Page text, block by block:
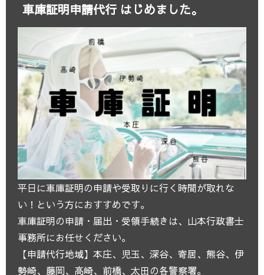
車庫証明申請代行 はじめました。
平日に車庫証明の申請や受取りに行く時間が取れな
い！という方におすすめです。
車庫証明の申請・届出・受領手続きは、山本行政書士
事務所にお任せください。
【申請代行地域】本庄、児玉、深谷、寄居、熊谷、伊
勢崎、藤岡、高崎、前橋、太田の各警察署。